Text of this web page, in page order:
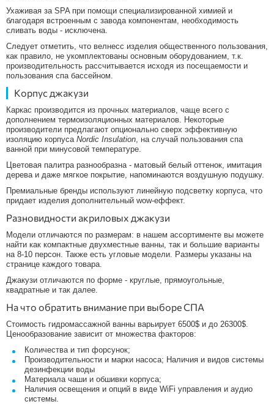
Ухаживая за SPA при помощи специализированной химией и
благодаря встроенным с завода компонентам, необходимость
сливать воды - исключена.
Следует отметить, что велнесс изделия общественного пользования,
как правило, не укомплектованы основным оборудованием, т.к.
производительность рассчитывается исходя из посещаемости и
пользования спа бассейном.
Корпус джакузи
Каркас производится из прочных материалов, чаще всего с
дополнением термоизоляционных материалов. Некоторые
производители предлагают опционально сверх эффективную
изоляцию корпуса Nordic Insulation , на случай пользования спа
ванной при минусовой температуре.
Цветовая палитра разнообразна - матовый белый оттенок, имитация
дерева и даже мягкое покрытие, напоминаются воздушную подушку.
Премиальные бренды используют линейную подсветку корпуса, что
придает изделия дополнительный wow-еффект.
Разновидности акриловых джакузи
Модели отличаются по размерам: в нашем ассортименте вы можете
найти как компактные двухместные ванны, так и большие варианты
на 8-10 персон. Также есть угловые модели. Размеры указаны на
странице каждого товара.
Джакузи отличаются по форме - круглые, прямоугольные,
квадратные и так далее.
На что обратить внимание при выборе СПА
Стоимость гидромассажной ванны варьирует 6500$ и до 26300$.
Ценообразование зависит от множества факторов:
Количества и тип форсунок;
Производительности и марки насоса; Наличия и видов системы
дезинфекции воды
Материала чаши и обшивки корпуса;
Наличия освещения и опций в виде WiFi управления и аудио
системы.